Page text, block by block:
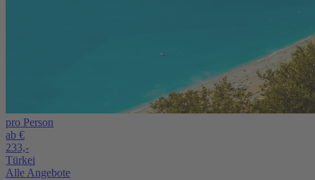
pro Person
ab €
233,-
Türkei
Alle Angebote